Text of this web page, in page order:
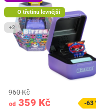
O třetinu levnější
+2
od 359 Kč
960 Kč
-63